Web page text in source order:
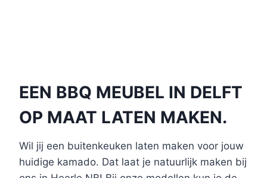
EEN BBQ MEUBEL IN DELFT
OP MAAT LATEN MAKEN.
Wil jij een buitenkeuken laten maken voor jouw
huidige kamado. Dat laat je natuurlijk maken bij